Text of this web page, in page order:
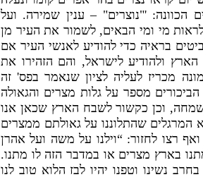
הכוונה: '
"נוצרים" – ענין שמירה. ועל
מי ומי הבאים,לשמור את העיר מן
בראיה כדי להודיע לאנשי העיר אם
ולהודיע לישראל, והם הזהירו את
מכריז לעליה לציון שנאמר בפס' זה
מספר על גלות מצרים והגאולה
שמחה, וכן כקשור לשבח הארץ שכאן אנו
המרגלים שהתלוננו על גאולתם ממצרים
ואף רצו לחזור: “וילנו על משה ועל אהרן
בארץ מצרים או במדבר הזה לו מתנו.
נשינו וטפנו יהיו לבז הלוא טוב לנו